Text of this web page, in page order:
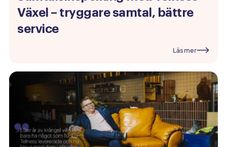
Växel – tryggare samtal, bättre
service
Läs mer